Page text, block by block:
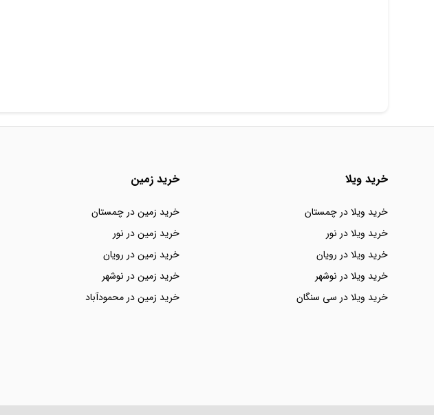
خرید ویلا
خرید ویلا در چمستان
خرید ویلا در نور
خرید ویلا در رویان
خرید ویلا در نوشهر
خرید ویلا در سی سنگان
خرید زمین
خرید زمین در چمستان
خرید زمین در نور
خرید زمین در رویان
خرید زمین در نوشهر
خرید زمین در محمودآباد